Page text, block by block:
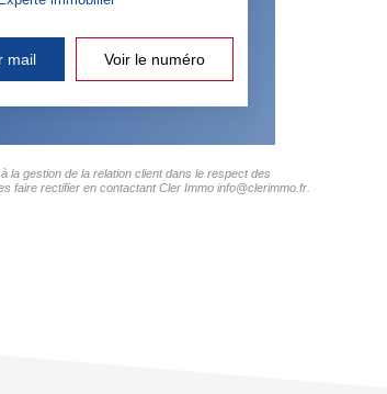
mail Voir le numéro
gestion de la relation client dans le respect des
faire rectifier en contactant Cler Immo info@clerimmo.fr.